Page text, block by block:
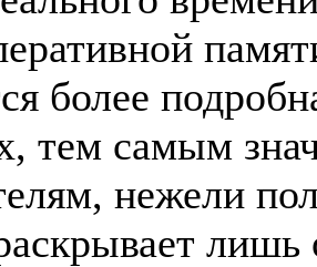
более
тем самым
нежели